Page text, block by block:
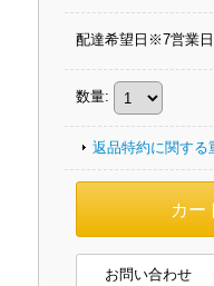
配達希望日※7営業
数量:
返品特約に関する
お問い合わせ